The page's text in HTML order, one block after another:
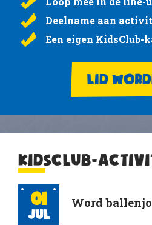
Deelname aan
Een eigen KidsClub-
LID
KIDSCLUB-
01
Jul
Word